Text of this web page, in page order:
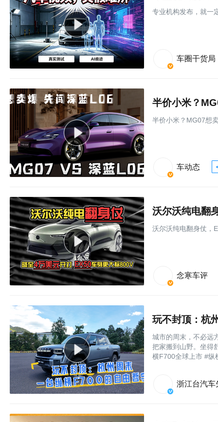
专业机构发布，就一
车圈干货局
半价小米？
半价小米？MG07想
车动态
沃尔沃纯电翻
沃尔沃纯电翻身仗，
念寒车评
玩不封顶：杭
城市的周末，不必远
把家搬到山野。坐得
横F700全球上市 #纵
浙江台汽车